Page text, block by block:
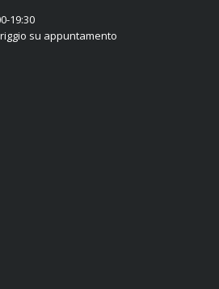
19:30
su appuntamento